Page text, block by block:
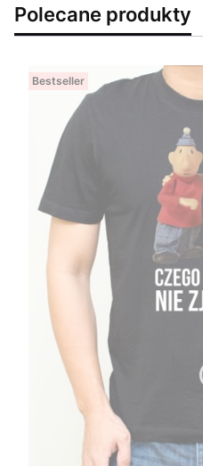
Polecane produkty
Bestseller